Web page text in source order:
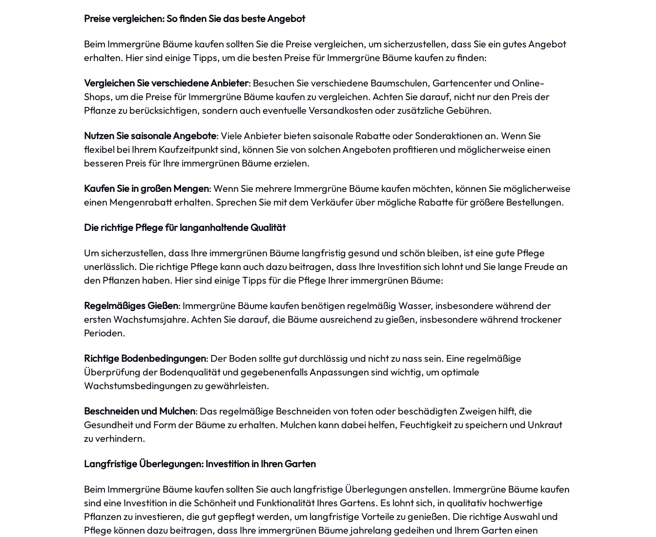
Preise vergleichen: So finden Sie das beste Angebot
Beim Immergrüne Bäume kaufen sollten Sie die Preise vergleichen, um sicherzustellen, dass Sie ein gutes Angebot
erhalten. Hier sind einige Tipps, um die besten Preise für Immergrüne Bäume kaufen zu finden:
Vergleichen Sie verschiedene Anbieter: Besuchen Sie verschiedene Baumschulen, Gartencenter und Online-
Shops, um die Preise für Immergrüne Bäume kaufen zu vergleichen. Achten Sie darauf, nicht nur den Preis der
Pflanze zu berücksichtigen, sondern auch eventuelle Versandkosten oder zusätzliche Gebühren.
Nutzen Sie saisonale Angebote: Viele Anbieter bieten saisonale Rabatte oder Sonderaktionen an. Wenn Sie
flexibel bei Ihrem Kaufzeitpunkt sind, können Sie von solchen Angeboten profitieren und möglicherweise einen
besseren Preis für Ihre immergrünen Bäume erzielen.
Kaufen Sie in großen Mengen: Wenn Sie mehrere Immergrüne Bäume kaufen möchten, können Sie möglicherweise
einen Mengenrabatt erhalten. Sprechen Sie mit dem Verkäufer über mögliche Rabatte für größere Bestellungen.
Die richtige Pflege für langanhaltende Qualität
Um sicherzustellen, dass Ihre immergrünen Bäume langfristig gesund und schön bleiben, ist eine gute Pflege
unerlässlich. Die richtige Pflege kann auch dazu beitragen, dass Ihre Investition sich lohnt und Sie lange Freude an
den Pflanzen haben. Hier sind einige Tipps für die Pflege Ihrer immergrünen Bäume:
Regelmäßiges Gießen: Immergrüne Bäume kaufen benötigen regelmäßig Wasser, insbesondere während der
ersten Wachstumsjahre. Achten Sie darauf, die Bäume ausreichend zu gießen, insbesondere während trockener
Perioden.
Richtige Bodenbedingungen: Der Boden sollte gut durchlässig und nicht zu nass sein. Eine regelmäßige
Überprüfung der Bodenqualität und gegebenenfalls Anpassungen sind wichtig, um optimale
Wachstumsbedingungen zu gewährleisten.
Beschneiden und Mulchen: Das regelmäßige Beschneiden von toten oder beschädigten Zweigen hilft, die
Gesundheit und Form der Bäume zu erhalten. Mulchen kann dabei helfen, Feuchtigkeit zu speichern und Unkraut
zu verhindern.
Langfristige Überlegungen: Investition in Ihren Garten
Beim Immergrüne Bäume kaufen sollten Sie auch langfristige Überlegungen anstellen. Immergrüne Bäume kaufen
sind eine Investition in die Schönheit und Funktionalität Ihres Gartens. Es lohnt sich, in qualitativ hochwertige
Pflanzen zu investieren, die gut gepflegt werden, um langfristige Vorteile zu genießen. Die richtige Auswahl und
Pflege können dazu beitragen, dass Ihre immergrünen Bäume jahrelang gedeihen und Ihrem Garten einen